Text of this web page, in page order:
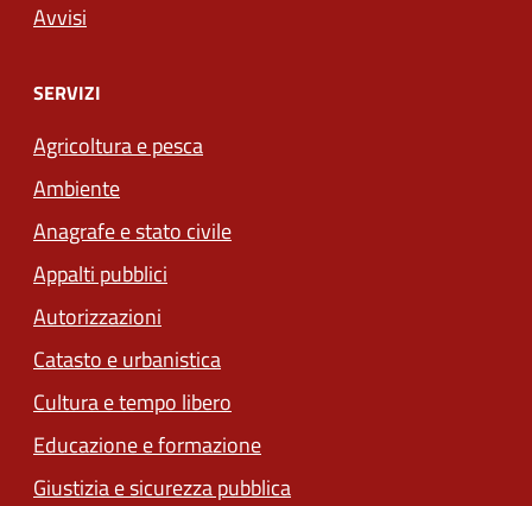
Avvisi
SERVIZI
Agricoltura e pesca
Ambiente
Anagrafe e stato civile
Appalti pubblici
Autorizzazioni
Catasto e urbanistica
Cultura e tempo libero
Educazione e formazione
Giustizia e sicurezza pubblica